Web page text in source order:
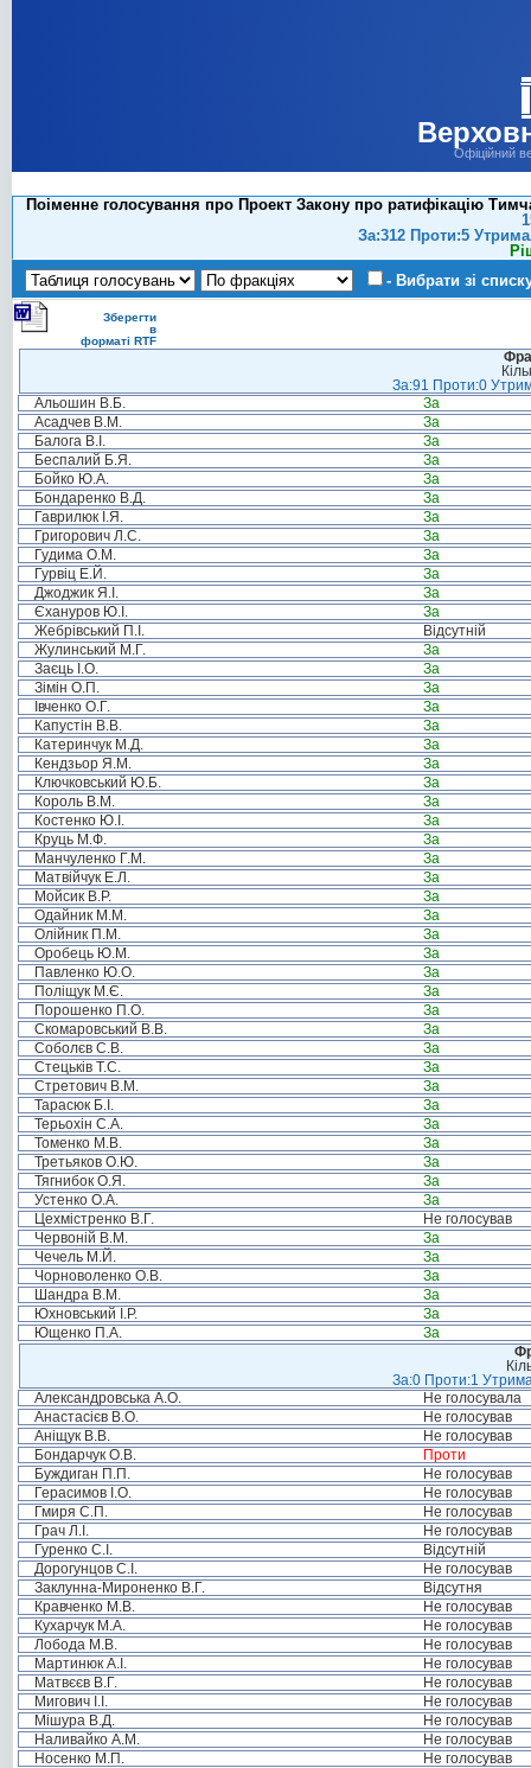
Офіційний
Поіменне голосування про Проект Закону про ратифікацію
За:312 Проти:5
- Вибрати зі
Зберегти
в
форматі RTF
За:91 Проти:0
Альошин В.Б.
За
Асадчев В.М.
За
Балога В.І.
За
Беспалий Б.Я.
За
Бойко Ю.А.
За
Бондаренко В.Д.
За
Гаврилюк І.Я.
За
Григорович Л.С.
За
Гудима О.М.
За
Гурвіц Е.Й.
За
Джоджик Я.І.
За
Єхануров Ю.І.
За
Жебрівський П.І.
Відсутній
Жулинський М.Г.
За
Заєць І.О.
За
Зімін О.П.
За
Івченко О.Г.
За
Капустін В.В.
За
Катеринчук М.Д.
За
Кендзьор Я.М.
За
Ключковський Ю.Б.
За
Король В.М.
За
Костенко Ю.І.
За
Круць М.Ф.
За
Манчуленко Г.М.
За
Матвійчук Е.Л.
За
Мойсик В.Р.
За
Одайник М.М.
За
Олійник П.М.
За
Оробець Ю.М.
За
Павленко Ю.О.
За
Поліщук М.Є.
За
Порошенко П.О.
За
Скомаровський В.В.
За
Соболєв С.В.
За
Стецьків Т.С.
За
Стретович В.М.
За
Тарасюк Б.І.
За
Терьохін С.А.
За
Томенко М.В.
За
Третьяков О.Ю.
За
Тягнибок О.Я.
За
Устенко О.А.
За
Цехмістренко В.Г.
Не голосував
Червоній В.М.
За
Чечель М.Й.
За
Чорноволенко О.В.
За
Шандра В.М.
За
Юхновський І.Р.
За
Ющенко П.А.
За
За:0 Проти:1
Александровська А.О.
Не голосувала
Анастасієв В.О.
Не голосував
Аніщук В.В.
Не голосував
Бондарчук О.В.
Проти
Буждиган П.П.
Не голосував
Герасимов І.О.
Не голосував
Гмиря С.П.
Не голосував
Грач Л.І.
Не голосував
Гуренко С.І.
Відсутній
Дорогунцов С.І.
Не голосував
Заклунна-Мироненко В.Г.
Відсутня
Кравченко М.В.
Не голосував
Кухарчук М.А.
Не голосував
Лобода М.В.
Не голосував
Мартинюк А.І.
Не голосував
Матвєєв В.Г.
Не голосував
Мигович І.І.
Не голосував
Мішура В.Д.
Не голосував
Наливайко А.М.
Не голосував
Носенко М.П.
Не голосував